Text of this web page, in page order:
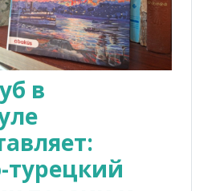
в
турецкий